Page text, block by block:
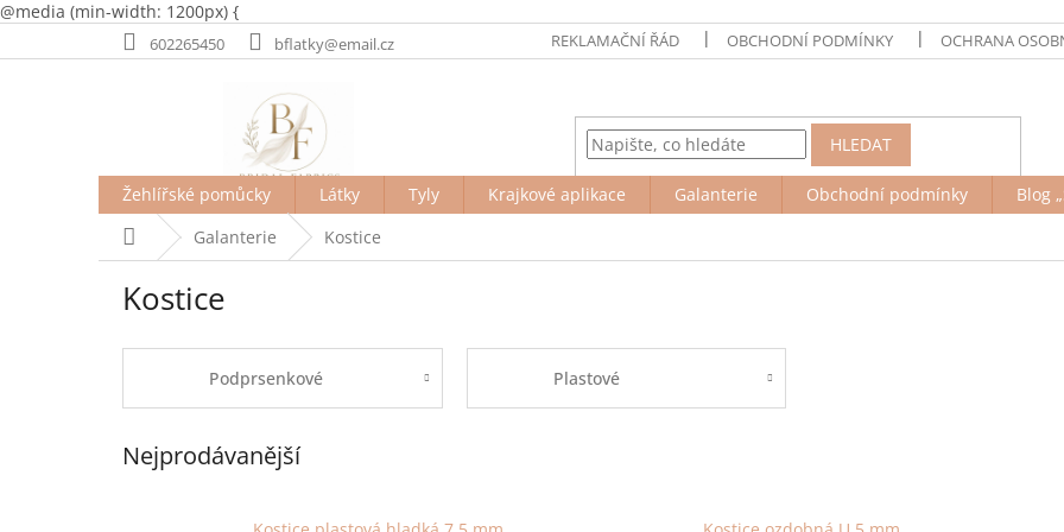
@media (min-width: 1200px) {
na
602265450 bflatky@email.cz REKLAMAČNÍ ŘÁD OBCHODNÍ PODMÍNKY OCHRANA
HLEDAT
Žehlířské pomůcky Látky Tyly Krajkové aplikace Galanterie Obchodní podmínky Blog
Domů Galanterie Kostice
Kostice
Podprsenkové Plastové
Nejprodávanější